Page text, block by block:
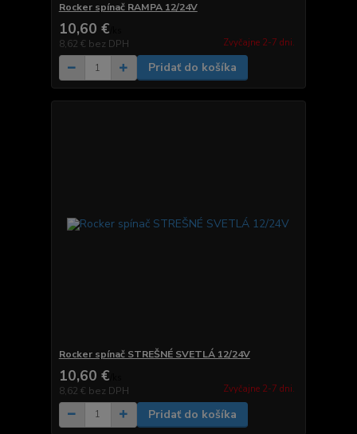
Rocker spínač RAMPA 12/24V
10,60 €
8,62 € bez DPH Zvyčajne 2-7 dni.
Pridať do košíka
Rocker spínač STREŠNÉ SVETLÁ 12/24V
10,60 €
8,62 € bez DPH Zvyčajne 2-7 dni.
Pridať do košíka